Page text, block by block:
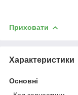
Приховати
Характеристики
Основні